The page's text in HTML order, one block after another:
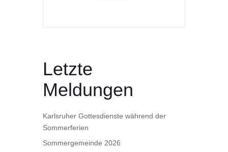
Letzte
Meldungen
Karlsruher Gottesdienste während der
Sommerferien
Sommergemeinde 2026